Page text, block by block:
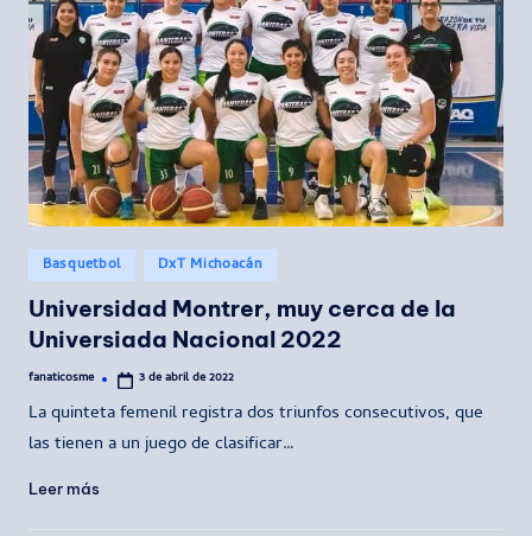
Publicado
en
Basquetbol DxT Michoacán
Universidad Montrer, muy cerca de la
Universiada Nacional 2022
Publicado
fanaticosme 3 de abril de 2022
La quinteta femenil registra dos triunfos consecutivos, que
las tienen a un juego de clasificar…
Leer más